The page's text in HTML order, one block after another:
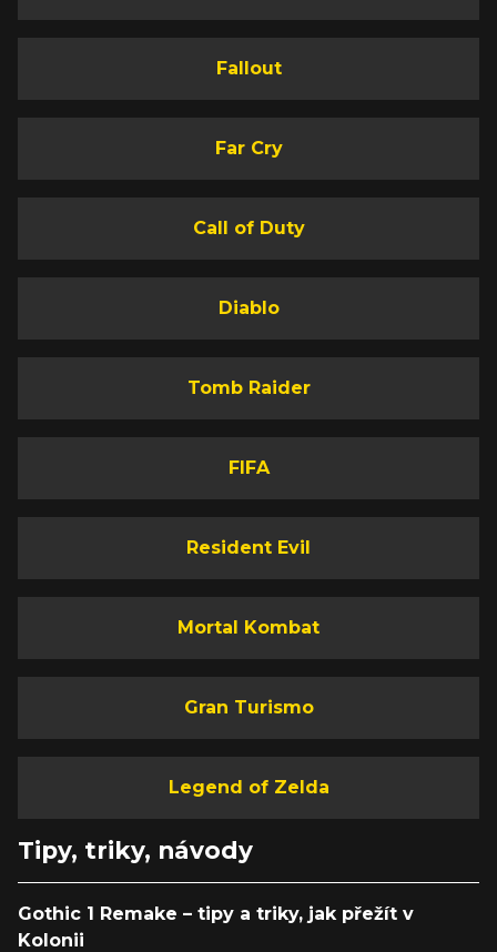
Fallout
Far Cry
Call of Duty
Diablo
Tomb Raider
FIFA
Resident Evil
Mortal Kombat
Gran Turismo
Legend of Zelda
Tipy, triky, návody
Gothic 1 Remake – tipy a triky, jak přežít v
Kolonii